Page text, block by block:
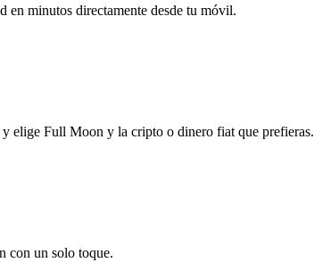
minutos directamente desde tu móvil.
elige Full Moon y la cripto o dinero fiat que prefieras.
con un solo toque.